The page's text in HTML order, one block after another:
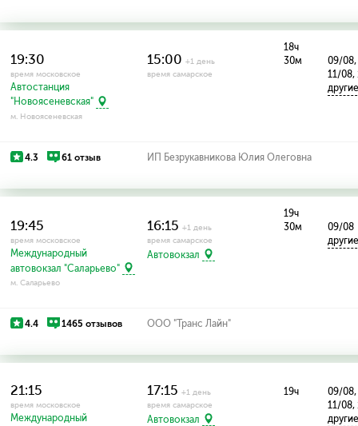
19:30
время московское
Автостанция
"Новоясеневская"
м. Новоясеневская
15:00+1 день
время самарское
18ч
30м
09/
11/08,
4.3 61 отзыв ИП Безрукавникова Юлия Олеговна
19:45
время московское
Международный
автовокзал "Саларьево"
м. Саларьево
16:15+1 день
время самарское
Автовокзал
19ч
30м
09/08
4.4 1465 отзывов ООО "Транс Лайн"
21:15
время московское
Международный
17:15+1 день
время самарское
Автовокзал
19ч
09/
11/08,